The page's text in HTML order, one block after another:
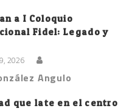
a I Coloquio
Fidel: Legado y
2026
Angulo
que late en el centro